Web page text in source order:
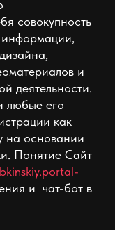
совокупность
и
деятельности.
любые его
как
на основании
Понятие Сайт
и чат-бот в